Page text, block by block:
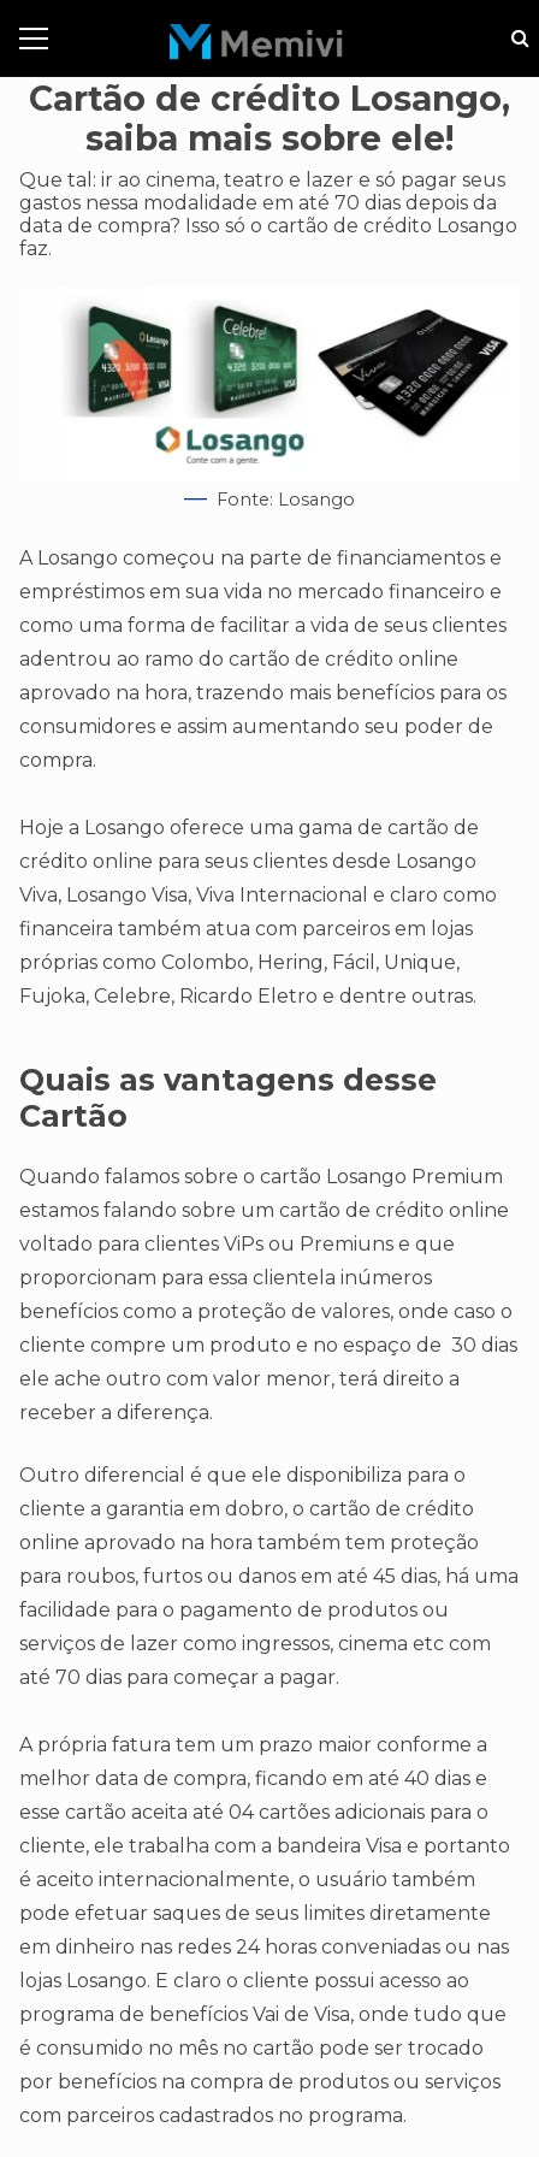
Cartão de crédito Losango,
saiba mais sobre ele!
Que tal: ir ao cinema, teatro e lazer e só pagar seus
gastos nessa modalidade em até 70 dias depois da
data de compra? Isso só o cartão de crédito Losango
faz.
Fonte: Losango
A Losango começou na parte de financiamentos e
empréstimos em sua vida no mercado financeiro e
como uma forma de facilitar a vida de seus clientes
adentrou ao ramo do cartão de crédito online
aprovado na hora, trazendo mais benefícios para os
consumidores e assim aumentando seu poder de
compra.
Hoje a Losango oferece uma gama de cartão de
crédito online para seus clientes desde Losango
Viva, Losango Visa, Viva Internacional e claro como
financeira também atua com parceiros em lojas
próprias como Colombo, Hering, Fácil, Unique,
Fujoka, Celebre, Ricardo Eletro e dentre outras.
Quais as vantagens desse
Cartão
Quando falamos sobre o cartão Losango Premium
estamos falando sobre um cartão de crédito online
voltado para clientes ViPs ou Premiuns e que
proporcionam para essa clientela inúmeros
benefícios como a proteção de valores, onde caso o
cliente compre um produto e no espaço de 30 dias
ele ache outro com valor menor, terá direito a
receber a diferença.
Outro diferencial é que ele disponibiliza para o
cliente a garantia em dobro, o cartão de crédito
online aprovado na hora também tem proteção
para roubos, furtos ou danos em até 45 dias, há uma
facilidade para o pagamento de produtos ou
serviços de lazer como ingressos, cinema etc com
até 70 dias para começar a pagar.
A própria fatura tem um prazo maior conforme a
melhor data de compra, ficando em até 40 dias e
esse cartão aceita até 04 cartões adicionais para o
cliente, ele trabalha com a bandeira Visa e portanto
é aceito internacionalmente, o usuário também
pode efetuar saques de seus limites diretamente
em dinheiro nas redes 24 horas conveniadas ou nas
lojas Losango. E claro o cliente possui acesso ao
programa de benefícios Vai de Visa, onde tudo que
é consumido no mês no cartão pode ser trocado
por benefícios na compra de produtos ou serviços
com parceiros cadastrados no programa.